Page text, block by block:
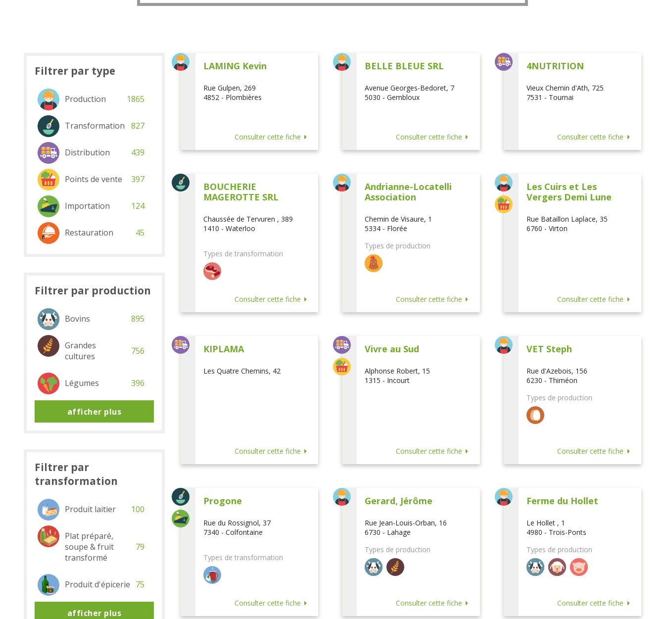
LAMING Kevin
Rue Gulpen, 269
4852 - Plombières
Consulter cette fiche
BELLE BLEUE SRL
Avenue Georges-Bedoret, 7
5030 - Gembloux
Consulter cette fiche
4NUTRITION
Vieux Chemin d'Ath, 725
7531 - Tournai
Consulter cette fiche
BOUCHERIE
MAGEROTTE SRL
Chaussée de Tervuren , 389
1410 - Waterloo
Types de transformation
Consulter cette fiche
Andrianne-Locatelli
Association
Chemin de Visaure, 1
5334 - Florée
Types de production
Consulter cette fiche
Les Cuirs et Les
Vergers Demi Lune
Rue Bataillon Laplace, 35
6760 - Virton
Consulter cette fiche
KIPLAMA
Les Quatre Chemins, 42
Consulter cette fiche
Vivre au Sud
Alphonse Robert, 15
1315 - Incourt
Consulter cette fiche
VET Steph
Rue d'Azebois, 156
6230 - Thiméon
Types de production
Consulter cette fiche
Progone
Rue du Rossignol, 37
7340 - Colfontaine
Types de transformation
Consulter cette fiche
Gerard, Jérôme
Rue Jean-Louis-Orban, 16
6730 - Lahage
Types de production
Consulter cette fiche
Ferme du Hollet
Le Hollet , 1
4980 - Trois-Ponts
Types de production
Consulter cette fiche
Filtrer par type
Production 1865
Transformation 827
Distribution 439
Points de vente 397
Importation 124
Restauration 45
Filtrer par production
Bovins 895
Grandes
cultures
756
Légumes 396
afficher plus
Filtrer par
transformation
Produit laitier 100
Plat préparé,
soupe & fruit
transformé
79
Produit d'épicerie 75
afficher plus